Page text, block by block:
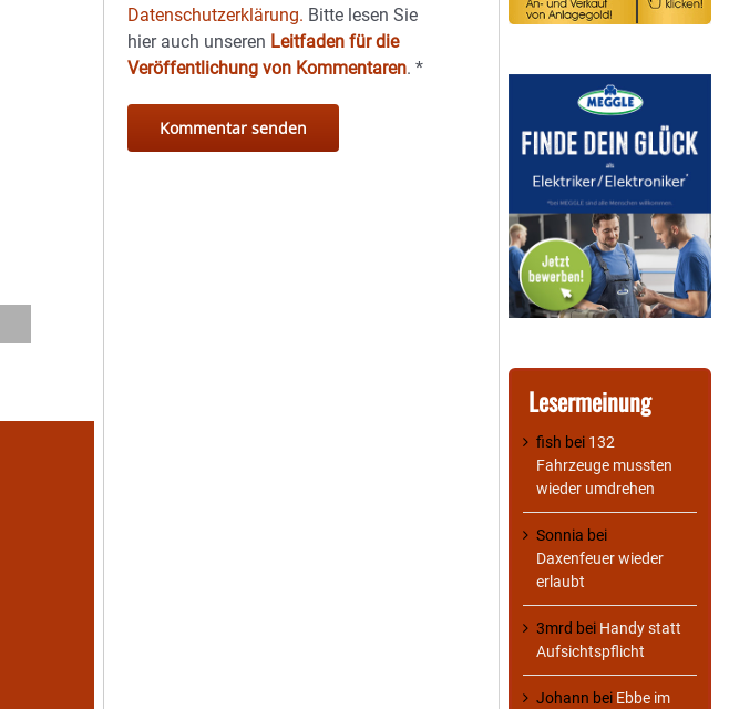
Datenschutzerklärung. Bitte lesen Sie
hier auch unseren Leitfaden für die
Veröffentlichung von Kommentaren.*
Lesermeinung
fish bei 132
Fahrzeuge mussten
wieder umdrehen
Sonnia bei
Daxenfeuer wieder
erlaubt
3mrd bei Handy statt
Aufsichtspflicht
Johann bei Ebbe im